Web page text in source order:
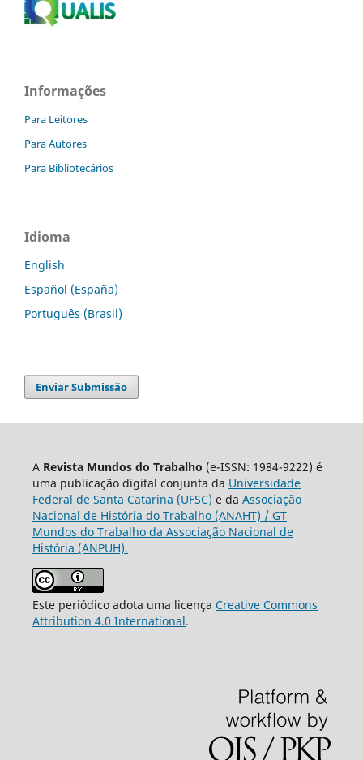
Informações
Para Leitores
Para Autores
Para Bibliotecários
Idioma
English
Español (España)
Português (Brasil)
Enviar Submissão
A Revista Mundos do Trabalho (e-ISSN: 1984-9222) é
uma publicação digital conjunta da Universidade
Federal de Santa Catarina (UFSC) e da Associação
Nacional de História do Trabalho (ANAHT) / GT
Mundos do Trabalho da Associação Nacional de
História (ANPUH).
Este periódico adota uma licença Creative Commons
Attribution 4.0 International.